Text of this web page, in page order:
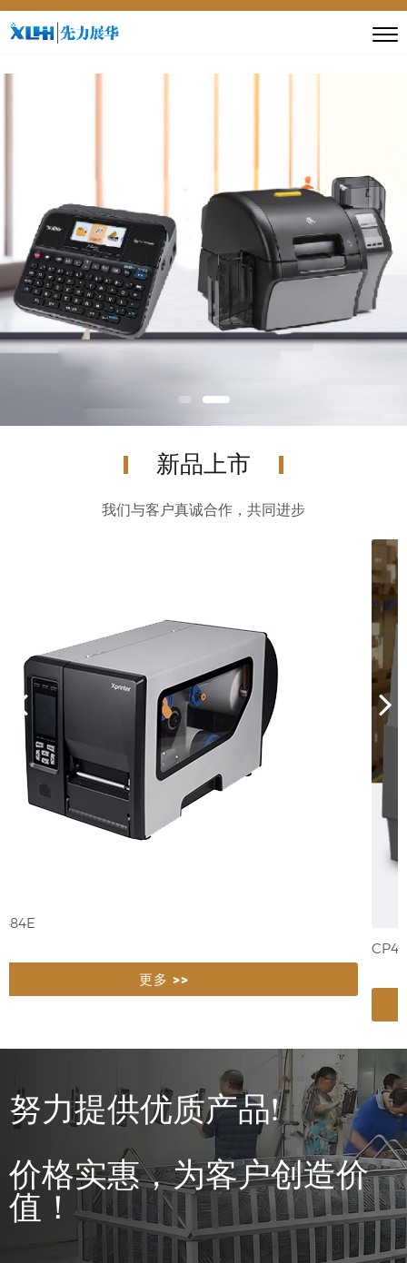
新品上市
我们与客户真诚合作，共同进步
XP-G484E
更多 >>
努力提供优质产品!
价格实惠，为客户创造价
值！